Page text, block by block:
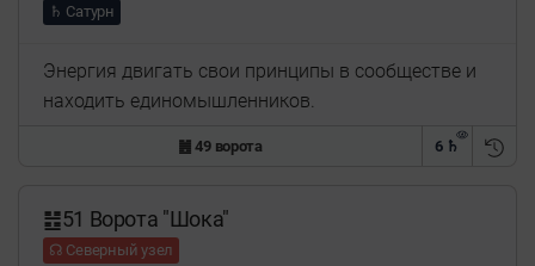
♄ Сатурн
Энергия двигать свои принципы в сообществе и
находить единомышленников.
䷰ 49 ворота 6 ♄
䷲51 Ворота "Шока"
☊ Северный узел